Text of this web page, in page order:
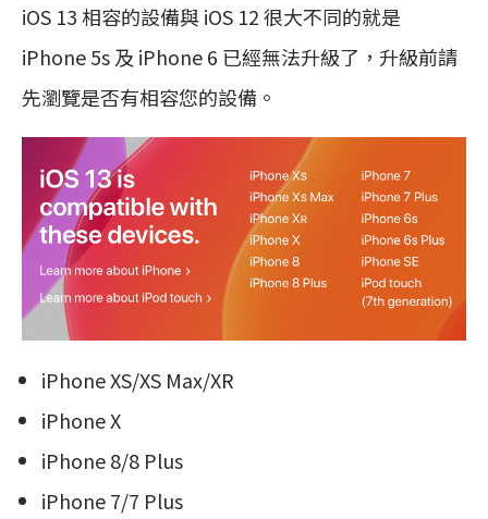
iOS 13 相容的設備與 iOS 12 很大不同的就是
iPhone 5s 及 iPhone 6 已經無法升級了，升級前請
先瀏覽是否有相容您的設備。
iPhone XS/XS Max/XR
iPhone X
iPhone 8/8 Plus
iPhone 7/7 Plus